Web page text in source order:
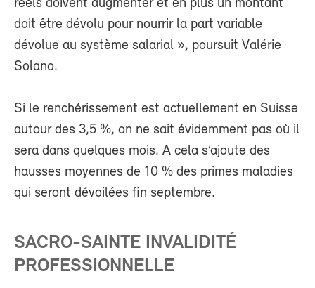
réels doivent augmenter et en plus un montant
doit être dévolu pour nourrir la part variable
dévolue au système salarial », poursuit Valérie
Solano.
Si le renchérissement est actuellement en Suisse
autour des 3,5 %, on ne sait évidemment pas où il
sera dans quelques mois. A cela s’ajoute des
hausses moyennes de 10 % des primes maladies
qui seront dévoilées fin septembre.
SACRO-SAINTE INVALIDITÉ
PROFESSIONNELLE